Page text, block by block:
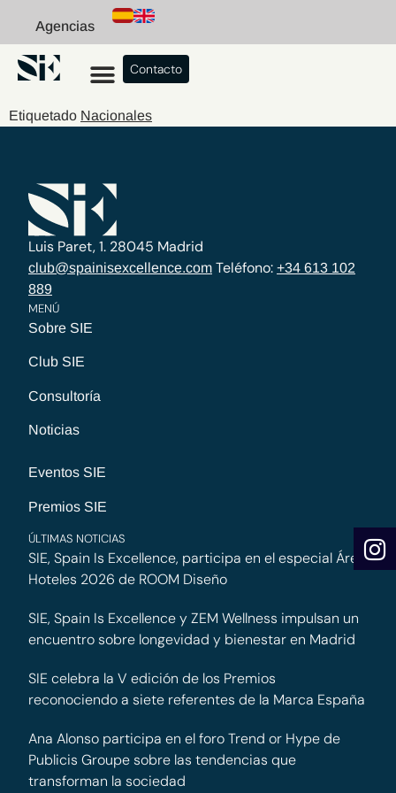
Agencias
Contacto
Etiquetado Nacionales
Luis Paret, 1. 28045 Madrid
club@spainisexcellence.com Teléfono: +34 613 102
889
MENÚ
Sobre SIE
Club SIE
Consultoría
Noticias
Eventos SIE
Premios SIE
ÚLTIMAS NOTICIAS
SIE, Spain Is Excellence, participa en el especial Área
Hoteles 2026 de ROOM Diseño
SIE, Spain Is Excellence y ZEM Wellness impulsan un
encuentro sobre longevidad y bienestar en Madrid
SIE celebra la V edición de los Premios
reconociendo a siete referentes de la Marca España
Ana Alonso participa en el foro Trend or Hype de
Publicis Groupe sobre las tendencias que
transforman la sociedad